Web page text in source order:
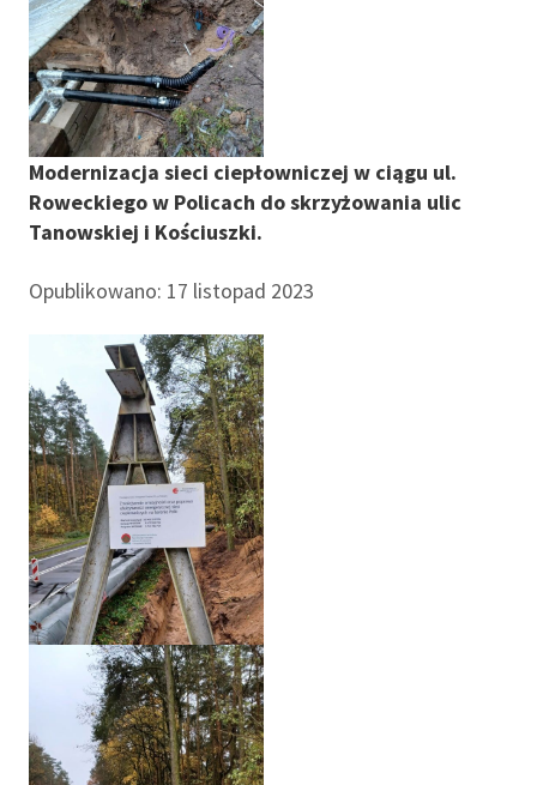
Modernizacja sieci ciepłowniczej w ciągu ul.
Roweckiego w Policach do skrzyżowania ulic
Tanowskiej i Kościuszki.
Opublikowano: 17 listopad 2023